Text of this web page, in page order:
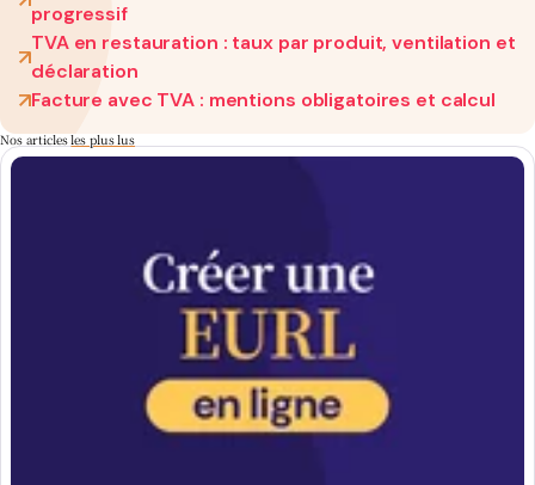
progressif
TVA en restauration : taux par produit, ventilation et
déclaration
Facture avec TVA : mentions obligatoires et calcul
Nos articlesles plus lus